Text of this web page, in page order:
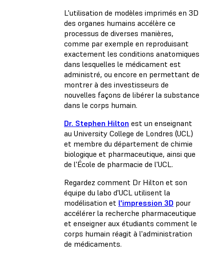
L'utilisation de modèles imprimés en 3D
des organes humains accélère ce
processus de diverses manières,
comme par exemple en reproduisant
exactement les conditions anatomiques
dans lesquelles le médicament est
administré, ou encore en permettant de
montrer à des investisseurs de
nouvelles façons de libérer la substance
dans le corps humain.
Dr. Stephen Hilton est un enseignant
au University College de Londres (UCL)
et membre du département de chimie
biologique et pharmaceutique, ainsi que
de l'École de pharmacie de l'UCL.
Regardez comment Dr Hilton et son
équipe du labo d'UCL utilisent la
modélisation et l'impression 3D pour
accélérer la recherche pharmaceutique
et enseigner aux étudiants comment le
corps humain réagit à l'administration
de médicaments.